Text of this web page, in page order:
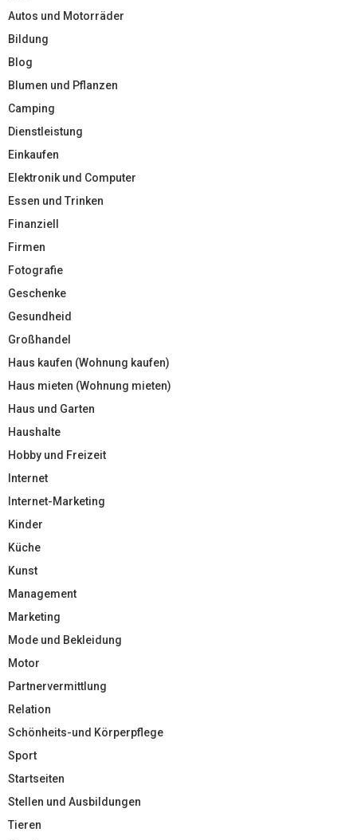
Autos und Motorräder
Bildung
Blog
Blumen und Pflanzen
Camping
Dienstleistung
Einkaufen
Elektronik und Computer
Essen und Trinken
Finanziell
Firmen
Fotografie
Geschenke
Gesundheid
Großhandel
Haus kaufen (Wohnung kaufen)
Haus mieten (Wohnung mieten)
Haus und Garten
Haushalte
Hobby und Freizeit
Internet
Internet-Marketing
Kinder
Küche
Kunst
Management
Marketing
Mode und Bekleidung
Motor
Partnervermittlung
Relation
Schönheits-und Körperpflege
Sport
Startseiten
Stellen und Ausbildungen
Tieren